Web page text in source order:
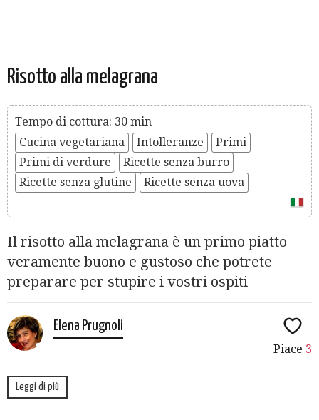
Risotto alla melagrana
Tempo di cottura: 30 min
Cucina vegetariana
Intolleranze
Primi
Primi di verdure
Ricette senza burro
Ricette senza glutine
Ricette senza uova
Il risotto alla melagrana è un primo piatto
veramente buono e gustoso che potrete
preparare per stupire i vostri ospiti
Elena Prugnoli
Piace 3
Leggi di più